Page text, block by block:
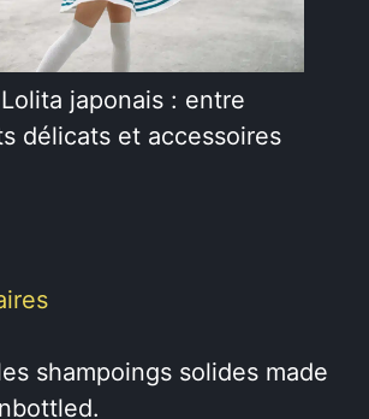
Lolita japonais : entre
délicats et accessoires
shampoings solides made